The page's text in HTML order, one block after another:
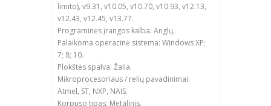
limito), v9.31, v10.05, v10.70, v10.93, v12.13,
v12.43, v12.45, v13.77.
Programinės įrangos kalba: Anglų.
Palaikoma operacinė sistema: Windows XP;
7; 8; 10.
Plokštės spalva: Žalia.
Mikroprocesoriaus / relių pavadinimai:
Atmel, ST, NXP, NAIS.
Korpuso tipas: Metalinis.